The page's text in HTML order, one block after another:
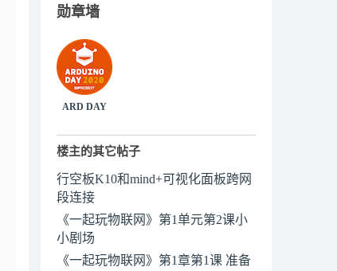
勋章墙
ARD DAY
楼主的其它帖子
行空板K10和mind+可视化面板跨网
段连接
《一起玩物联网》第1单元第2课小
小剧场
《一起玩物联网》第1章第1课 准备